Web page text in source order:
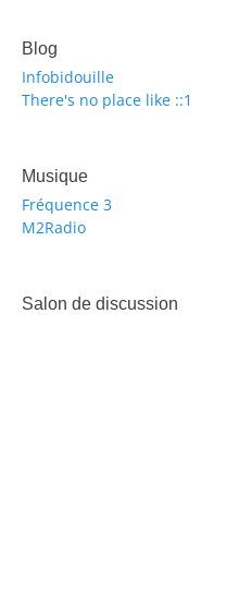
Blog
Infobidouille
There's no place like ::1
Musique
Fréquence 3
M2Radio
Salon de discussion